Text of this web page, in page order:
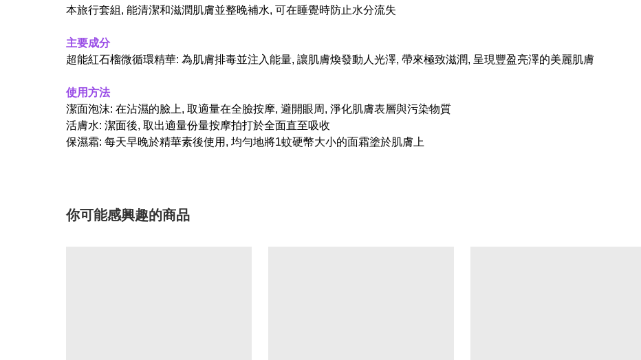
本旅行套組, 能清潔和滋潤肌膚並整晚補水, 可在睡覺時防止水分流失
主要成分
超能紅石榴微循環精華: 為肌膚排毒並注入能量, 讓肌膚煥發動人光澤, 帶來極致滋潤, 呈現豐盈亮澤的美麗肌膚
使用方法
潔面泡沫: 在沾濕的臉上, 取適量在全臉按摩, 避開眼周, 淨化肌膚表層與污染物質
活膚水: 潔面後, 取出適量份量按摩拍打於全面直至吸收
保濕霜: 每天早晚於精華素後使用, 均勻地將1蚊硬幣大小的面霜塗於肌膚上
你可能感興趣的商品